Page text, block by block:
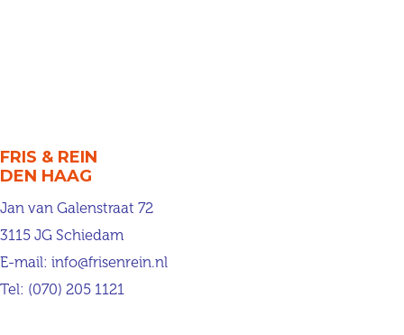
FRIS & REIN
DEN HAAG
Jan van Galenstraat 72
3115 JG Schiedam
E-mail: info@frisenrein.nl
Tel: (070) 205 1121